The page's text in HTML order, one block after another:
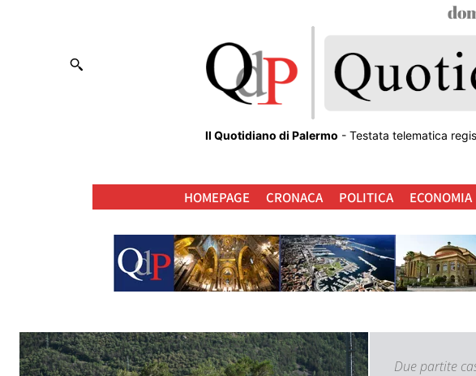
Il Quotidiano di Palermo - Testata telematica
HOMEPAGE CRONACA POLITICA ECONOMIA
Due partite